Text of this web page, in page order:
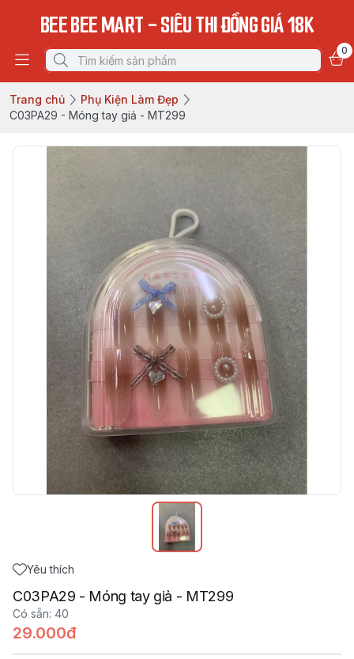
BEE BEE MART - SIÊU THI ĐỒNG GIÁ 18K
0
Trang chủ
Phụ Kiện Làm Đẹp
C03PA29 - Móng tay giả - MT299
Yêu thích
C03PA29 - Móng tay giả - MT299
Có sẵn: 40
29.000đ